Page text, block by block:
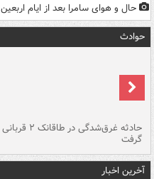
حال و هوای سامرا بعد از ایام اربعین
حوادث
حادثه غرق‌شدگی در طاقانک ۲ قربانی
گرفت
آخرین اخبار